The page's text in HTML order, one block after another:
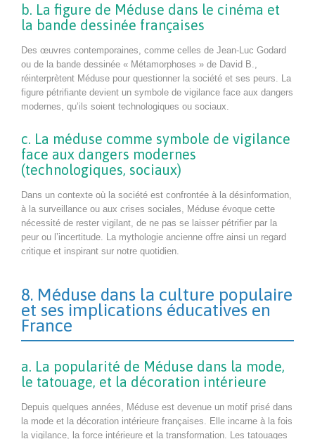
b. La figure de Méduse dans le cinéma et
la bande dessinée françaises
Des œuvres contemporaines, comme celles de Jean-Luc Godard
ou de la bande dessinée « Métamorphoses » de David B.,
réinterprètent Méduse pour questionner la société et ses peurs. La
figure pétrifiante devient un symbole de vigilance face aux dangers
modernes, qu’ils soient technologiques ou sociaux.
c. La méduse comme symbole de vigilance
face aux dangers modernes
(technologiques, sociaux)
Dans un contexte où la société est confrontée à la désinformation,
à la surveillance ou aux crises sociales, Méduse évoque cette
nécessité de rester vigilant, de ne pas se laisser pétrifier par la
peur ou l’incertitude. La mythologie ancienne offre ainsi un regard
critique et inspirant sur notre quotidien.
8. Méduse dans la culture populaire
et ses implications éducatives en
France
a. La popularité de Méduse dans la mode,
le tatouage, et la décoration intérieure
Depuis quelques années, Méduse est devenue un motif prisé dans
la mode et la décoration intérieure françaises. Elle incarne à la fois
la vigilance, la force intérieure et la transformation. Les tatouages